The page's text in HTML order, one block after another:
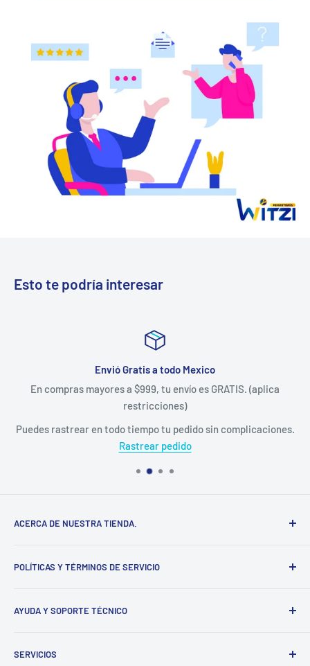
Esto te podría interesar
Envió Gratis a todo Mexico
En compras mayores a $999, tu envío es GRATIS. (aplica
restricciones)
Puedes rastrear en todo tiempo tu pedido sin complicaciones.
Rastrear pedido
ACERCA DE NUESTRA TIENDA.
estado de Yucatán, distribuimos diversas marcas del
la mayoría de nuestros productos sin salir de casa.
Calle 51 x 46 #365b, colonia centro.
POLÍTICAS Y TÉRMINOS DE SERVICIO
Política de Privacidad
Política de Envíos
AYUDA Y SOPORTE TÉCNICO
Centro de Ayuda y Soporte Técnico.
SERVICIOS